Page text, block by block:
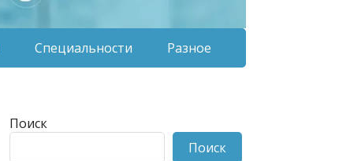
Специальности Разное
Поиск
Поиск